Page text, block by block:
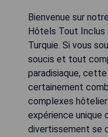
Bienvenue sur
Hôtels Tout Inclus
Turquie. Si vous
soucis et tout
paradisiaque,
certainement
complexes
expérience unique
divertissement se